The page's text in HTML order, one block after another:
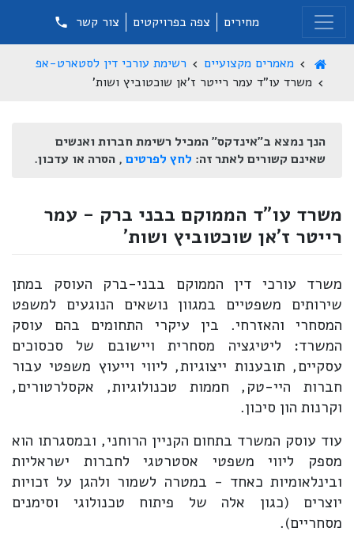
מחירים צפה בפרויקטים צור קשר
מאמרים מקצועיים
רשימת עורכי דין לסטארט-אפ
משרד עו"ד עמר רייטר ז'אן שוכטוביץ ושות'
הנך נמצא ב"אינדקס" המכיל רשימת חברות ואנשים
שאינם קשורים לאתר זה: לחץ לפרטים , הסרה או עדכון.
משרד עו"ד הממוקם בבני ברק - עמר
רייטר ז'אן שוכטוביץ ושות'
משרד עורכי דין הממוקם בבני-ברק העוסק במתן
שירותים משפטיים במגוון נושאים הנוגעים למשפט
המסחרי והאזרחי. בין עיקרי התחומים בהם עוסק
המשרד: ליטיגציה מסחרית ויישובם של סכסוכים
עסקיים, תובענות ייצוגיות, ליווי וייעוץ משפטי עבור
חברות היי-טק, חממות טכנולוגיות, אקסלרטורים,
וקרנות הון סיכון.
עוד עוסק המשרד בתחום הקניין הרוחני, ובמסגרתו הוא
מספק ליווי משפטי אסטרטגי לחברות ישראליות
ובינלאומיות כאחד - במטרה לשמור ולהגן על זכויות
יוצרים (כגון אלה של פיתוח טכנולוגי וסימנים
מסחריים).